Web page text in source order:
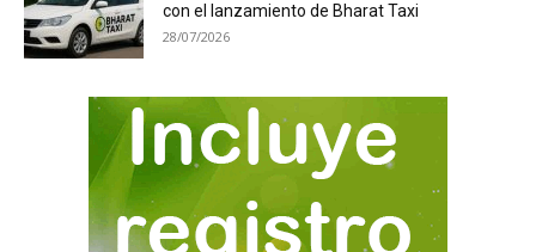
con el lanzamiento de Bharat Taxi
28/07/2026